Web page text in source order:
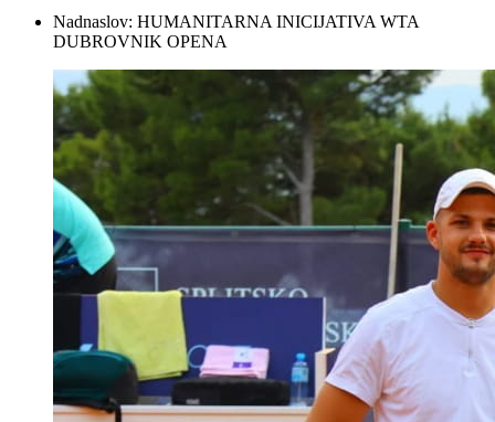
Nadnaslov: HUMANITARNA INICIJATIVA WTA
DUBROVNIK OPENA